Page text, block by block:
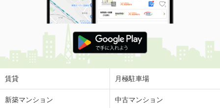
賃貸 月極駐車場
新築マンション 中古マンション